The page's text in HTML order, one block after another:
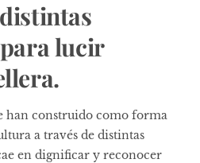
lucir
han construido como forma
a través de distintas
en dignificar y reconocer